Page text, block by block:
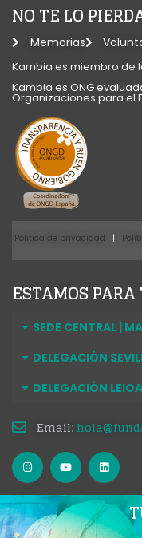
NO TE LO
Memorias
Kambia es miembro de
Kambia es ONG
Organizaciones para el
Política de privacidad |
ESTAMOS PARA
SEDE CENTRAL |
DELEGACIÓN
DELEGACIÓN LEIOA
Email: